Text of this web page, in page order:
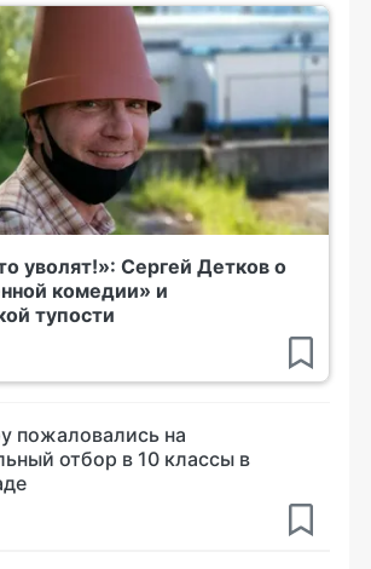
уволят!»: Сергей Детков о
комедии» и
тупости
пожаловались на
отбор в 10 классы в